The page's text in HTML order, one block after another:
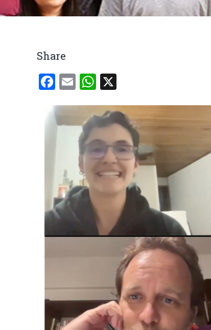
Breadcrumb
Share
Facebook
EmailWhatsApp